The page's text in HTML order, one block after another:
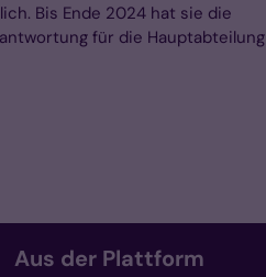
Bis Ende 2024 hat sie die
für die Hauptabteilung
Aus der Plattform